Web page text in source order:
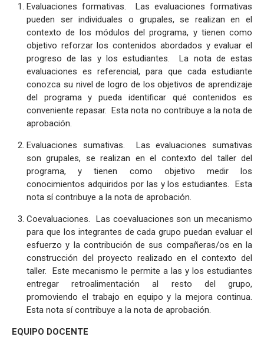
Evaluaciones formativas. Las evaluaciones formativas
pueden ser individuales o grupales, se realizan en el
contexto de los módulos del programa, y tienen como
objetivo reforzar los contenidos abordados y evaluar el
progreso de las y los estudiantes. La nota de estas
evaluaciones es referencial, para que cada estudiante
conozca su nivel de logro de los objetivos de aprendizaje
del programa y pueda identificar qué contenidos es
conveniente repasar. Esta nota no contribuye a la nota de
aprobación.
Evaluaciones sumativas. Las evaluaciones sumativas
son grupales, se realizan en el contexto del taller del
programa, y tienen como objetivo medir los
conocimientos adquiridos por las y los estudiantes. Esta
nota sí contribuye a la nota de aprobación.
Coevaluaciones. Las coevaluaciones son un mecanismo
para que los integrantes de cada grupo puedan evaluar el
esfuerzo y la contribución de sus compañeras/os en la
construcción del proyecto realizado en el contexto del
taller. Este mecanismo le permite a las y los estudiantes
entregar retroalimentación al resto del grupo,
promoviendo el trabajo en equipo y la mejora continua.
Esta nota sí contribuye a la nota de aprobación.
EQUIPO DOCENTE